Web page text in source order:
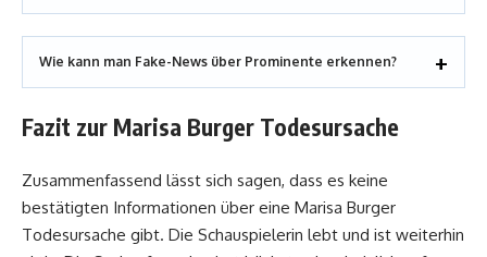
Wie kann man Fake-News über Prominente erkennen?
Fazit zur Marisa Burger Todesursache
Zusammenfassend lässt sich sagen, dass es keine
bestätigten Informationen über eine Marisa Burger
Todesursache gibt. Die Schauspielerin lebt und ist weiterhin